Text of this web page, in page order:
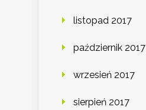
listopad 2017
październik 2017
wrzesień 2017
sierpień 2017